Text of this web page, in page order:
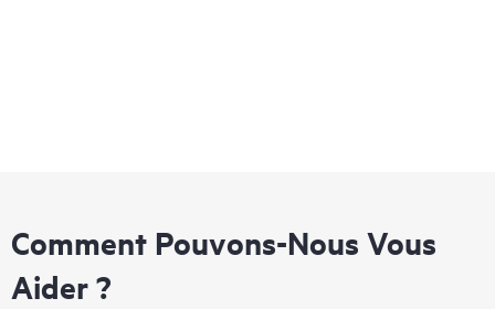
Comment Pouvons-Nous Vous
Aider ?